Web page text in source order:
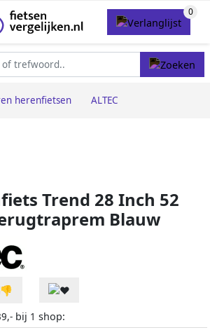
herenfietsen ALTEC
Trend 28 Inch 52
Blauw
bij 1 shop: